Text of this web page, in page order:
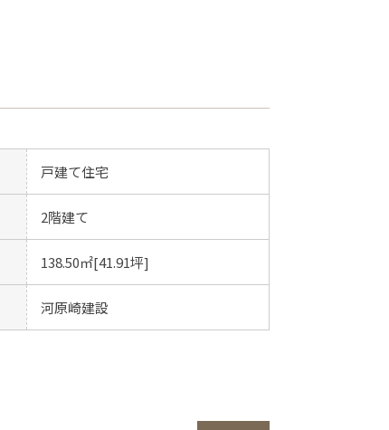
戸建て住宅
2階建て
138.50㎡[41.91坪]
河原崎建設